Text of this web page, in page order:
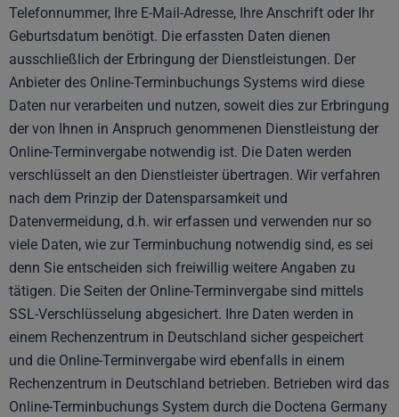
Telefonnummer, Ihre E-Mail-Adresse, Ihre Anschrift oder Ihr
Geburtsdatum benötigt. Die erfassten Daten dienen
ausschließlich der Erbringung der Dienstleistungen. Der
Anbieter des Online-Terminbuchungs Systems wird diese
Daten nur verarbeiten und nutzen, soweit dies zur Erbringung
der von Ihnen in Anspruch genommenen Dienstleistung der
Online-Terminvergabe notwendig ist. Die Daten werden
verschlüsselt an den Dienstleister übertragen. Wir verfahren
nach dem Prinzip der Datensparsamkeit und
Datenvermeidung, d.h. wir erfassen und verwenden nur so
viele Daten, wie zur Terminbuchung notwendig sind, es sei
denn Sie entscheiden sich freiwillig weitere Angaben zu
tätigen. Die Seiten der Online-Terminvergabe sind mittels
SSL-Verschlüsselung abgesichert. Ihre Daten werden in
einem Rechenzentrum in Deutschland sicher gespeichert
und die Online-Terminvergabe wird ebenfalls in einem
Rechenzentrum in Deutschland betrieben. Betrieben wird das
Online-Terminbuchungs System durch die Doctena Germany